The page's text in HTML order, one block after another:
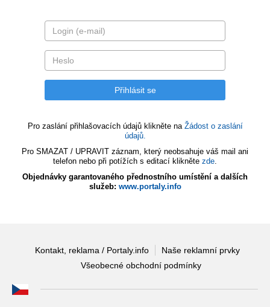
Pro zaslání přihlašovacích údajů klikněte na Žádost o zaslání
údajů.
Pro SMAZAT / UPRAVIT záznam, který neobsahuje váš mail ani
telefon nebo při potížích s editací klikněte zde.
Objednávky garantovaného přednostního umístění a dalších
služeb: www.portaly.info
Kontakt, reklama / Portaly.info
Naše reklamní prvky
Všeobecné obchodní podmínky